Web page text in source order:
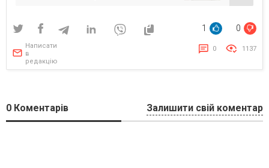
1 0
Написати
в
редакцію
0 1137
0 Коментарів Залишити свій коментар